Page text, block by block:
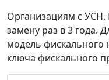
Организациям с
замену раз в 3 года.
модель фискального
ключа фискального